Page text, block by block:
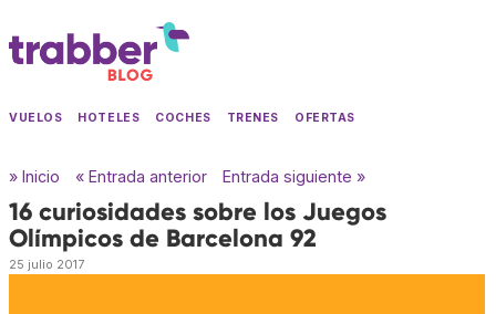
VUELOS HOTELES COCHES TRENES OFERTAS
» Inicio « Entrada anterior Entrada siguiente »
16 curiosidades sobre los Juegos
Olímpicos de Barcelona 92
25 julio 2017